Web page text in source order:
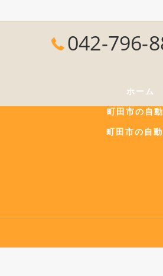
042-796-
ホーム
町田市の自
町田市の自